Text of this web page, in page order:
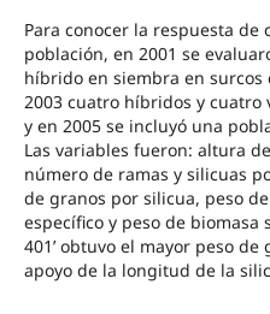
Para conocer la respuesta
población, en 2001 se
híbrido en siembra en
2003 cuatro híbridos y cuatro
y en 2005 se incluyó una
Las variables fueron: altura
número de ramas y silicuas
de granos por silicua, peso
específico y peso de biomasa
401’ obtuvo el mayor peso
apoyo de la longitud de la